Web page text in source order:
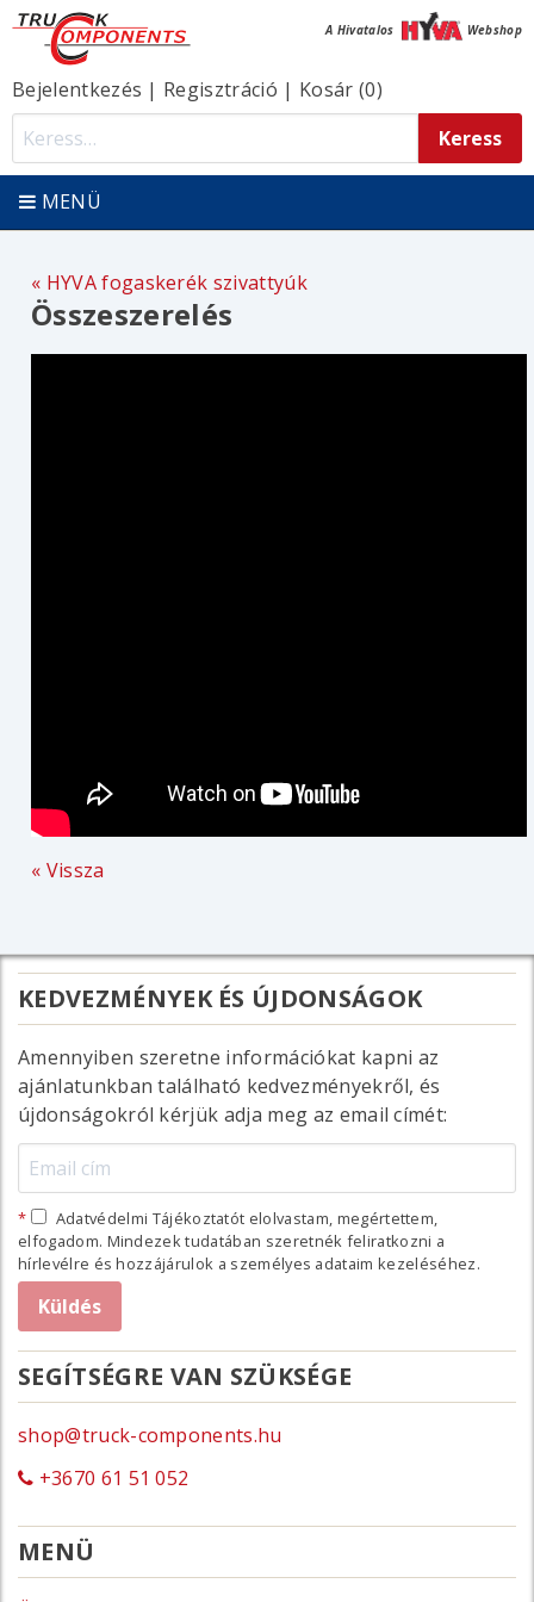
A Hivatalos Webshop
Bejelentkezés | Regisztráció | Kosár (0)
MENÜ
HYVA fogaskerék szivattyúk
Összeszerelés
« Vissza
KEDVEZMÉNYEK ÉS ÚJDONSÁGOK
Amennyiben szeretne információkat kapni az
ajánlatunkban található kedvezményekről, és
újdonságokról kérjük adja meg az email címét:
Adatvédelmi Tájékoztatót elolvastam, megértettem,
elfogadom. Mindezek tudatában szeretnék feliratkozni a
hírlevélre és hozzájárulok a személyes adataim kezeléséhez.
SEGÍTSÉGRE VAN SZÜKSÉGE
shop@truck-components.hu
+3670 61 51 052
MENÜ